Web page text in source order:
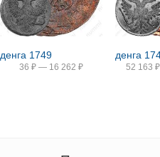
денга 1749
36 ₽ — 16 262 ₽
денга
52 163 ₽